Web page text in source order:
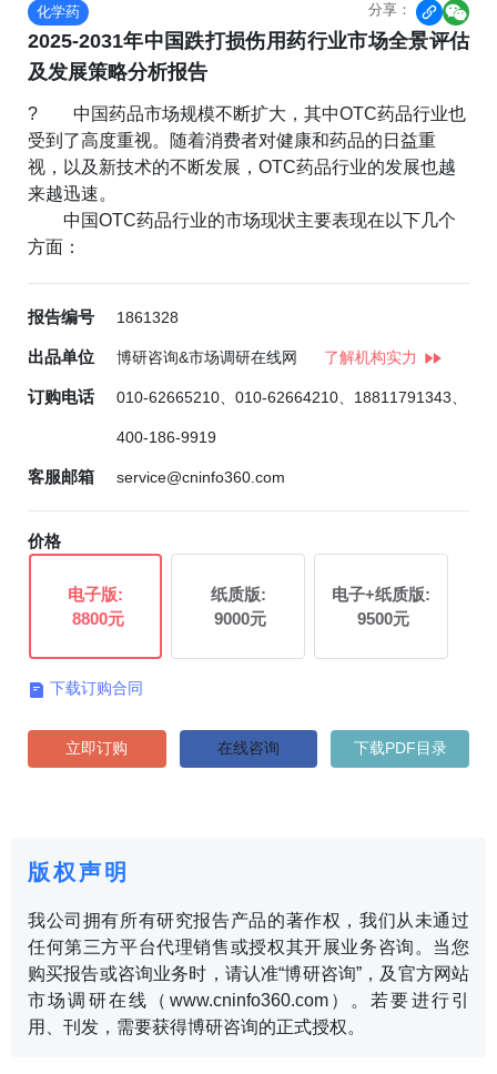
化学药 分享：  
2025-2031年中国跌打损伤用药行业市场全景评估
及发展策略分析报告
? 中国药品市场规模不断扩大，其中OTC药品行业也
受到了高度重视。随着消费者对健康和药品的日益重
视，以及新技术的不断发展，OTC药品行业的发展也越
来越迅速。
中国OTC药品行业的市场现状主要表现在以下几个
方面：
报告编号 1861328
出品单位 博研咨询&市场调研在线网 了解机构实力
订购电话 010-62665210、010-62664210、18811791343、
400-186-9919
客服邮箱 service@cninfo360.com
价格
电子版:
8800元
纸质版:
9000元
电子+纸质版:
9500元
 下载订购合同
立即订购 在线咨询 下载PDF目录
版权声明
我公司拥有所有研究报告产品的著作权，我们从未通过
任何第三方平台代理销售或授权其开展业务咨询。当您
购买报告或咨询业务时，请认准“博研咨询”，及官方网站
市场调研在线（www.cninfo360.com）。若要进行引
用、刊发，需要获得博研咨询的正式授权。